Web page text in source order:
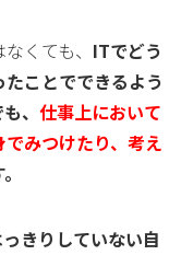
くても、 ITでどう
ことでできるよう
、 仕事上において
みつけたり、考え
きりしていない自